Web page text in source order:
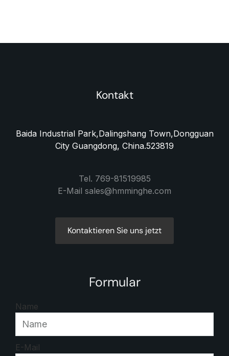
Kontakt
Baida Industrial Park,Dalingshang Town,Dongguan
City Guangdong, China.523819
Tel. 769-81519985
E-Mail sales@hmminghe.com
Kontaktieren Sie uns jetzt
Formular
Name
E-Mail